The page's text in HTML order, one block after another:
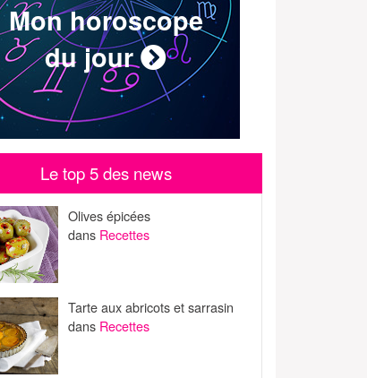
Mon horoscope
du jour
Le top 5 des news
Olives épicées
dans Recettes
Tarte aux abricots et sarrasin
dans Recettes